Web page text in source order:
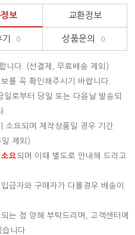
보 교환정보
0 상품문의 0
니다. (선결제, 무료배송 제외)
를 꼭 확인해주시기 바랍니다.
로부터 당일 또는 다음날 발송되
.
요되며 제작상품일 경우 기간
일 제외)
요되며 이때 별도로 안내해 드리고
금자와 구매자가 다를경우 배송이
는 점 양해 부탁드리며, 고객센터에
니다.